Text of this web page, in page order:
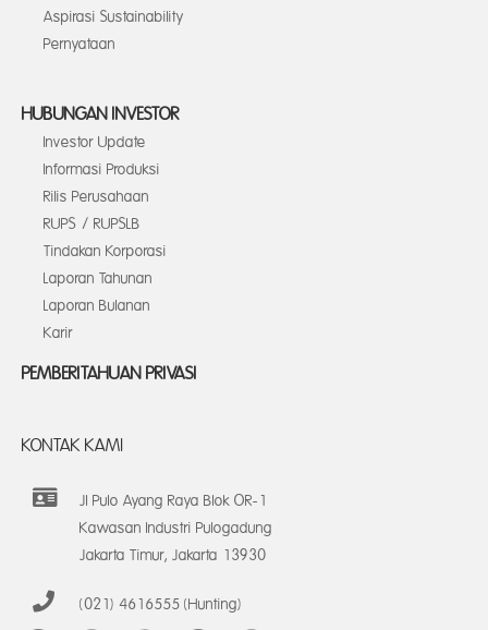
Aspirasi Sustainability
Pernyataan
HUBUNGAN INVESTOR
Investor Update
Informasi Produksi
Rilis Perusahaan
RUPS / RUPSLB
Tindakan Korporasi
Laporan Tahunan
Laporan Bulanan
Karir
PEMBERITAHUAN PRIVASI
KONTAK KAMI
Jl Pulo Ayang Raya Blok OR-1
Kawasan Industri Pulogadung
Jakarta Timur, Jakarta 13930
(021) 4616555 (Hunting)